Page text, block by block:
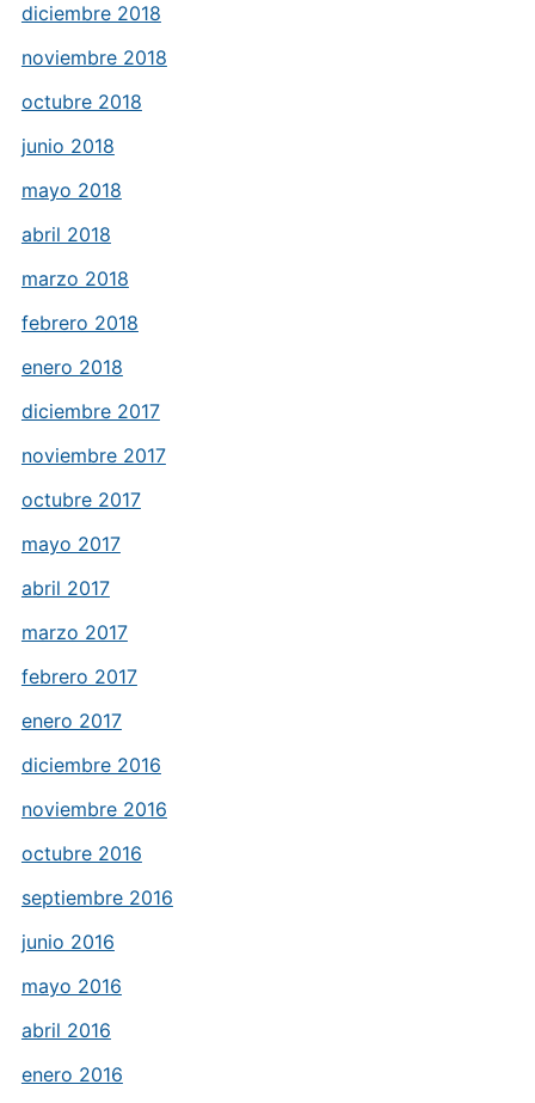
diciembre 2018
noviembre 2018
octubre 2018
junio 2018
mayo 2018
abril 2018
marzo 2018
febrero 2018
enero 2018
diciembre 2017
noviembre 2017
octubre 2017
mayo 2017
abril 2017
marzo 2017
febrero 2017
enero 2017
diciembre 2016
noviembre 2016
octubre 2016
septiembre 2016
junio 2016
mayo 2016
abril 2016
enero 2016